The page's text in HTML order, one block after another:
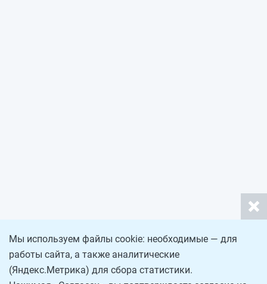
Мы используем файлы cookie: необходимые — для
работы сайта, а также аналитические
(Яндекс.Метрика) для сбора статистики.